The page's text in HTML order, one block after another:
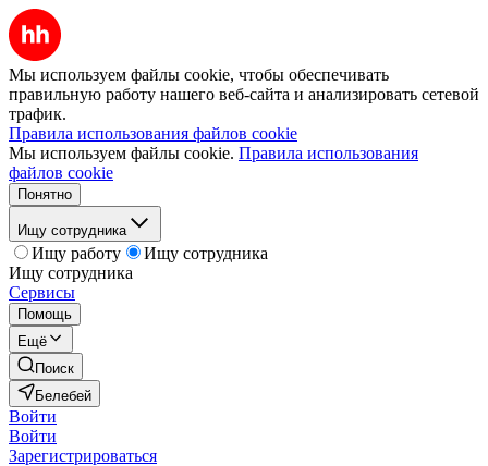
Мы используем файлы cookie, чтобы обеспечивать
правильную работу нашего веб-сайта и анализировать сетевой
трафик.
Правила использования файлов cookie
Мы используем файлы cookie. Правила использования
файлов cookie
Понятно
Ищу сотрудника
Ищу работу
Ищу сотрудника
Ищу сотрудника
Сервисы
Помощь
Ещё
Поиск
Белебей
Войти
Войти
Зарегистрироваться